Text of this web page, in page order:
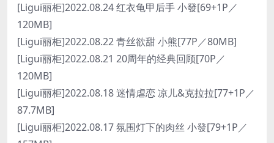
[Ligui丽柜]2022.08.24 红衣龟甲后手 小發[69+1P／
120MB]
[Ligui丽柜]2022.08.22 青丝欲甜 小熊[77P／80MB]
[Ligui丽柜]2022.08.21 20周年的经典回顾[70P／
120MB]
[Ligui丽柜]2022.08.18 迷情虐恋 凉儿&克拉拉[77+1P／
87.7MB]
[Ligui丽柜]2022.08.17 氛围灯下的肉丝 小發[79+1P／